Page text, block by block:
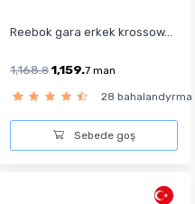
Reebok gara erkek krossow...
1,168.8 1,159.7 man
28 bahalandyrma
Sebede goş